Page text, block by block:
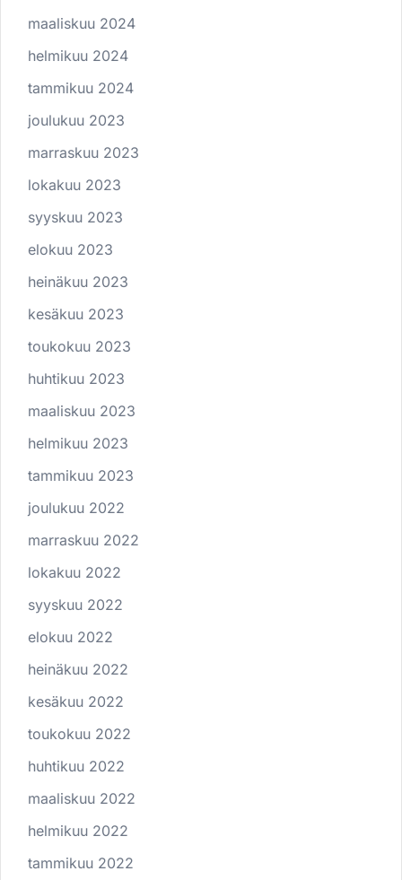
maaliskuu 2024
helmikuu 2024
tammikuu 2024
joulukuu 2023
marraskuu 2023
lokakuu 2023
syyskuu 2023
elokuu 2023
heinäkuu 2023
kesäkuu 2023
toukokuu 2023
huhtikuu 2023
maaliskuu 2023
helmikuu 2023
tammikuu 2023
joulukuu 2022
marraskuu 2022
lokakuu 2022
syyskuu 2022
elokuu 2022
heinäkuu 2022
kesäkuu 2022
toukokuu 2022
huhtikuu 2022
maaliskuu 2022
helmikuu 2022
tammikuu 2022